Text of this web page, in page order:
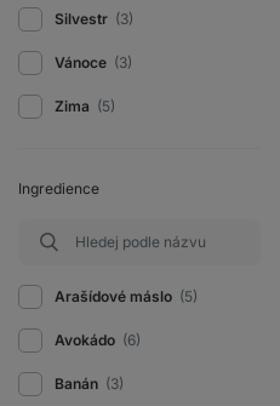
Silvestr (3)
Vánoce (3)
Zima (5)
Ingredience
Arašídové máslo (5)
Avokádo (6)
Banán (3)